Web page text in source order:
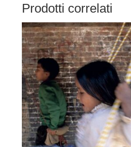
Prodotti correlati